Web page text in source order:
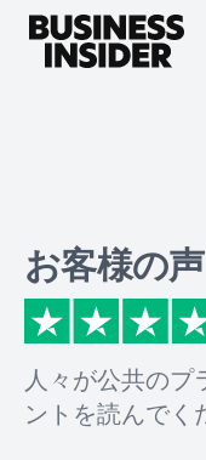
お客様の声
人々が公共のプ
ントを読んでく